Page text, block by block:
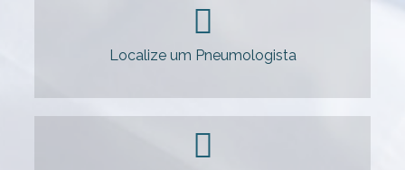
Localize um Pneumologista